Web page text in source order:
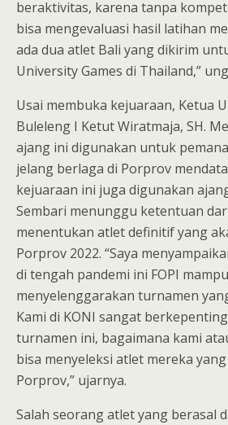
beraktivitas, karena tanpa
bisa mengevaluasi hasil latihan
ada dua atlet Bali yang dikirim
University Games di Thailand,”
Usai membuka kejuaraan, Ketua
Buleleng I Ketut Wiratmaja, SH.
ajang ini digunakan untuk
jelang berlaga di Porprov
kejuaraan ini juga digunakan
Sembari menunggu ketentuan
menentukan atlet definitif yang
Porprov 2022. “Saya
di tengah pandemi ini FOPI mampu
menyelenggarakan turnamen
Kami di KONI sangat
turnamen ini, bagaimana kami
bisa menyeleksi atlet mereka
Porprov,” ujarnya.
Salah seorang atlet yang berasal